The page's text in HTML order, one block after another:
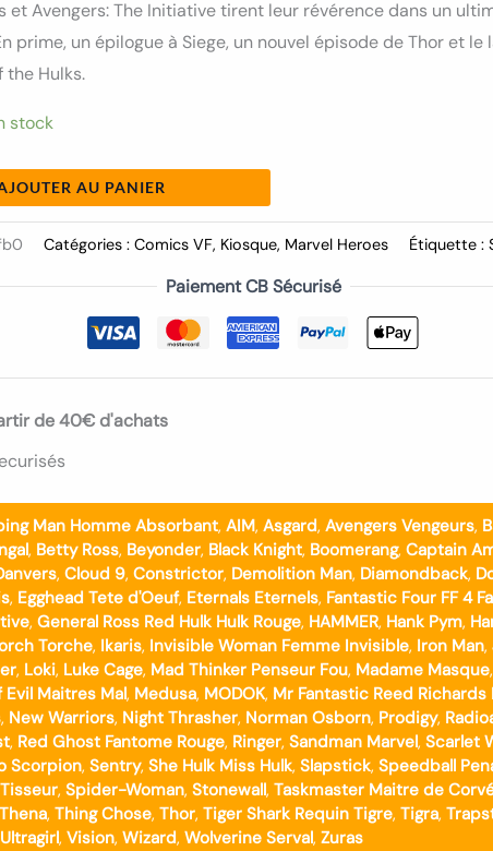
et Avengers: The Initiative tirent leur révérence dans un
prime, un épilogue à Siege, un nouvel épisode de Thor et le
the Hulks.
stock
AU PANIER
Catégories : Comics VF, Kiosque, Marvel Heroes Étiquette :
Paiement CB Sécurisé
de 40€ d'achats
Man Homme Absorbant, AIM, Asgard, Avengers Vengeurs,
, Betty Ross, Beyonder, Black Knight, Boomerang, Captain
, Cloud 9, Constrictor, Demolition Man, Diamondback,
, Egghead Tete d'Oeuf, Eternals Eternels, Fantastic Four FF 4
, General Ross Red Hulk Hulk Rouge, HAMMER, Hank Pym,
Torche, Ikaris, Invisible Woman Femme Invisible, Iron Man,
, Loki, Luke Cage, Mad Thinker Penseur Fou, Madame Masque,
Maitres Mal, Medusa, MODOK, Mr Fantastic Reed Richards
, New Warriors, Night Thrasher, Norman Osborn, Prodigy,
, Red Ghost Fantome Rouge, Ringer, Sandman Marvel, Scarlet
Scorpion, Sentry, She Hulk Miss Hulk, Slapstick, Speedball
, Spider-Woman, Stonewall, Taskmaster Maitre de
Thena, Thing Chose, Thor, Tiger Shark Requin Tigre, Tigra,
Ultragirl, Vision, Wizard, Wolverine Serval, Zuras